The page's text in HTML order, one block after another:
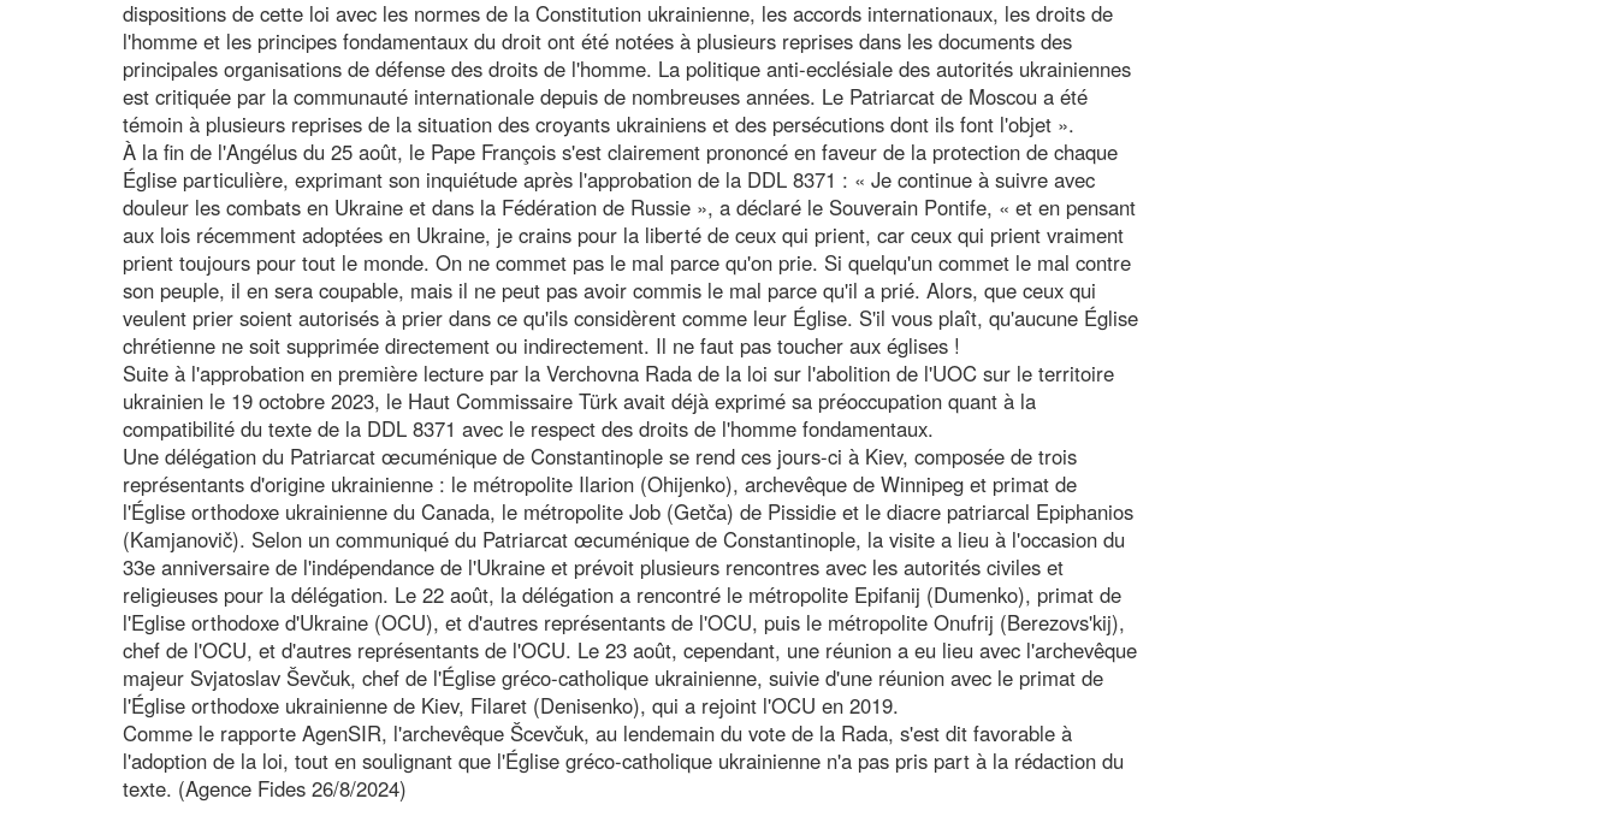
dispositions de cette loi avec les normes de la Constitution ukrainienne, les accords internationaux, les droits de
l'homme et les principes fondamentaux du droit ont été notées à plusieurs reprises dans les documents des
principales organisations de défense des droits de l'homme. La politique anti-ecclésiale des autorités ukrainiennes
est critiquée par la communauté internationale depuis de nombreuses années. Le Patriarcat de Moscou a été
témoin à plusieurs reprises de la situation des croyants ukrainiens et des persécutions dont ils font l'objet ».
À la fin de l'Angélus du 25 août, le Pape François s'est clairement prononcé en faveur de la protection de chaque
Église particulière, exprimant son inquiétude après l'approbation de la DDL 8371 : « Je continue à suivre avec
douleur les combats en Ukraine et dans la Fédération de Russie », a déclaré le Souverain Pontife, « et en pensant
aux lois récemment adoptées en Ukraine, je crains pour la liberté de ceux qui prient, car ceux qui prient vraiment
prient toujours pour tout le monde. On ne commet pas le mal parce qu'on prie. Si quelqu'un commet le mal contre
son peuple, il en sera coupable, mais il ne peut pas avoir commis le mal parce qu'il a prié. Alors, que ceux qui
veulent prier soient autorisés à prier dans ce qu'ils considèrent comme leur Église. S'il vous plaît, qu'aucune Église
chrétienne ne soit supprimée directement ou indirectement. Il ne faut pas toucher aux églises !
Suite à l'approbation en première lecture par la Verchovna Rada de la loi sur l'abolition de l'UOC sur le territoire
ukrainien le 19 octobre 2023, le Haut Commissaire Türk avait déjà exprimé sa préoccupation quant à la
compatibilité du texte de la DDL 8371 avec le respect des droits de l'homme fondamentaux.
Une délégation du Patriarcat œcuménique de Constantinople se rend ces jours-ci à Kiev, composée de trois
représentants d'origine ukrainienne : le métropolite Ilarion (Ohijenko), archevêque de Winnipeg et primat de
l'Église orthodoxe ukrainienne du Canada, le métropolite Job (Getča) de Pissidie et le diacre patriarcal Epiphanios
(Kamjanovič). Selon un communiqué du Patriarcat œcuménique de Constantinople, la visite a lieu à l'occasion du
33e anniversaire de l'indépendance de l'Ukraine et prévoit plusieurs rencontres avec les autorités civiles et
religieuses pour la délégation. Le 22 août, la délégation a rencontré le métropolite Epifanij (Dumenko), primat de
l'Eglise orthodoxe d'Ukraine (OCU), et d'autres représentants de l'OCU, puis le métropolite Onufrij (Berezovs'kij),
chef de l'OCU, et d'autres représentants de l'OCU. Le 23 août, cependant, une réunion a eu lieu avec l'archevêque
majeur Svjatoslav Ševčuk, chef de l'Église gréco-catholique ukrainienne, suivie d'une réunion avec le primat de
l'Église orthodoxe ukrainienne de Kiev, Filaret (Denisenko), qui a rejoint l'OCU en 2019.
Comme le rapporte AgenSIR, l'archevêque Šcevčuk, au lendemain du vote de la Rada, s'est dit favorable à
l'adoption de la loi, tout en soulignant que l'Église gréco-catholique ukrainienne n'a pas pris part à la rédaction du
texte. (Agence Fides 26/8/2024)